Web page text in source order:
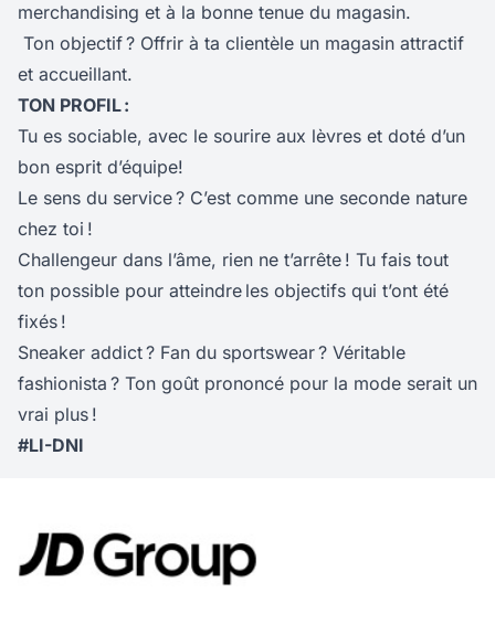
merchandising et à la bonne tenue du magasin.
Ton objectif ? Offrir à ta clientèle un magasin attractif
et accueillant.
TON PROFIL :
Tu es sociable, avec le sourire aux lèvres et doté d’un
bon esprit d’équipe!
Le sens du service ? C’est comme une seconde nature
chez toi !
Challengeur dans l’âme, rien ne t’arrête ! Tu fais tout
ton possible pour atteindre les objectifs qui t’ont été
fixés !
Sneaker addict ? Fan du sportswear ? Véritable
fashionista ? Ton goût prononcé pour la mode serait un
vrai plus !
#LI-DNI